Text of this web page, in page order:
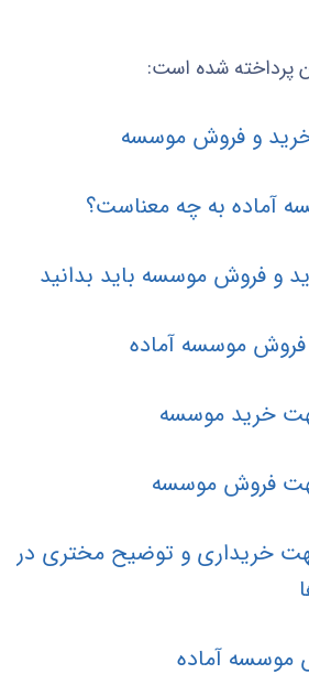
پرداخته شده است:
و فروش موسسه
آماده به چه معناست؟
و فروش موسسه باید بدانید
موسسه آماده
خرید موسسه
فروش موسسه
خریداری و توضیح مختری در
موسسه آماده